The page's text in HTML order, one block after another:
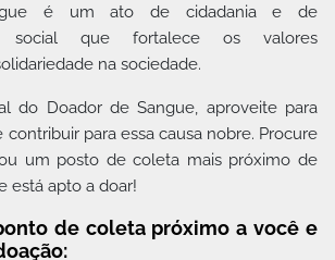
é um ato de cidadania e de
social que fortalece os valores
na sociedade.
do Doador de Sangue, aproveite para
contribuir para essa causa nobre. Procure
um posto de coleta mais próximo de
está apto a doar!
de coleta próximo a você e